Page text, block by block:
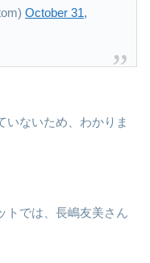
October 31,
いないため、わかりま
トでは、長嶋友美さん